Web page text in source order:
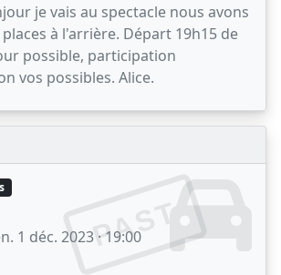
je vais au spectacle nous avons
à l'arrière. Départ 19h15 de
possible, participation
vos possibles. Alice.
PAST
1 déc. 2023 · 19:00